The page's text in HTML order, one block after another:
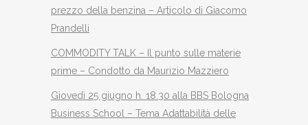
prezzo della benzina – Articolo di Giacomo
Prandelli
COMMODITY TALK – Il punto sulle materie
prime – Condotto da Maurizio Mazziero
Giovedì 25 giugno h. 18.30 alla BBS Bologna
Business School – Tema Adattabilità delle